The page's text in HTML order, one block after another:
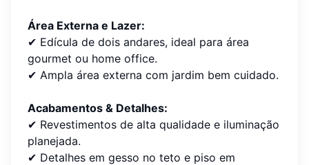
Área Externa e Lazer:
✔ Edícula de dois andares, ideal para área
gourmet ou home office.
✔ Ampla área externa com jardim bem cuidado.
Acabamentos & Detalhes:
✔ Revestimentos de alta qualidade e iluminação
planejada.
✔ Detalhes em gesso no teto e piso em